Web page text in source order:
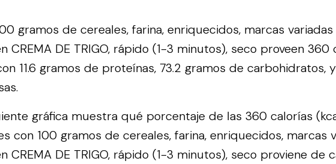
gramos de cereales, farina, enriquecidos, marcas
CREMA DE TRIGO, rápido (1-3 minutos), seco proveen 360
11.6 gramos de proteínas, 73.2 gramos de carbohidratos,
gráfica muestra qué porcentaje de las 360 calorías
con 100 gramos de cereales, farina, enriquecidos, marcas
CREMA DE TRIGO, rápido (1-3 minutos), seco proviene de